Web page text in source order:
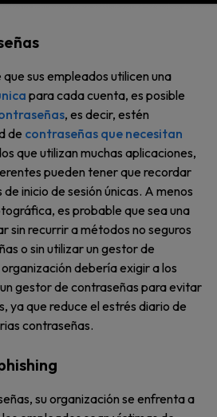
sus empleados utilicen una
para cada cuenta, es posible
, es decir, estén
de contraseñas que necesitan
que utilizan muchas aplicaciones,
pueden tener que recordar
inicio de sesión únicas. A menos
es probable que sea una
sin recurrir a métodos no seguros
o sin utilizar un gestor de
debería exigir a los
gestor de contraseñas para evitar
ya que reduce el estrés diario de
contraseñas.
su organización se enfrenta a